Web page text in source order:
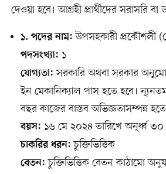
দেওয়া হবে। আগ্রহী প্রার্থীদের সরাসরি
১. পদের নাম: উপসহকারী প্রকৌশলী
পদসংখ্যা: ১
যোগ্যতা: সরকারি অথবা সরকার
ইন মেকানিক্যাল পাস হতে হবে।
বছর কাজের বাস্তব অভিজ্ঞতাসম্পন্ন
বয়স: ১৬ মে ২০২৪ তারিখে অনূর্ধ্ব ৩০
চাকরির ধরন: চুক্তিভিত্তিক
বেতন: চুক্তিভিত্তিক বেতন কাঠামো